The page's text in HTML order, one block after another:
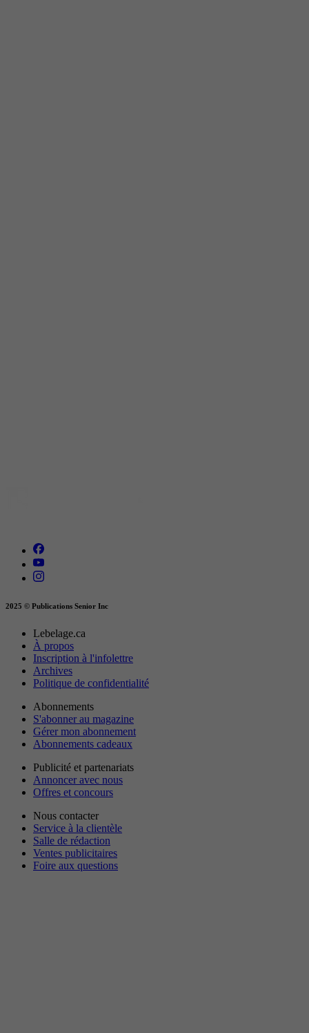
2025 © Publications Senior Inc
Lebelage.ca
À propos
Inscription à l'infolettre
Archives
Politique de confidentialité
Abonnements
S'abonner au magazine
Gérer mon abonnement
Abonnements cadeaux
Publicité et partenariats
Annoncer avec nous
Offres et concours
Nous contacter
Service à la clientèle
Salle de rédaction
Ventes publicitaires
Foire aux questions